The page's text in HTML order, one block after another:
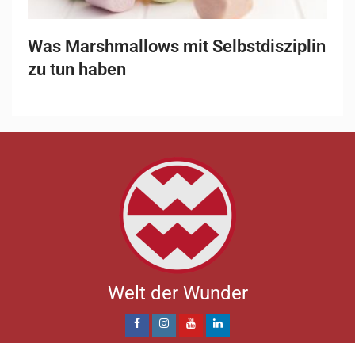
Was Marshmallows mit Selbstdisziplin
zu tun haben
Welt der Wunder